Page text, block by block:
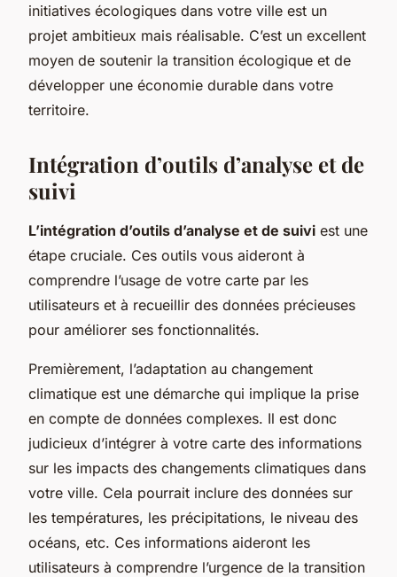
initiatives écologiques dans votre ville est un
projet ambitieux mais réalisable. C’est un excellent
moyen de soutenir la transition écologique et de
développer une économie durable dans votre
territoire.
Intégration d’outils d’analyse et de
suivi
L’intégration d’outils d’analyse et de suivi est une
étape cruciale. Ces outils vous aideront à
comprendre l’usage de votre carte par les
utilisateurs et à recueillir des données précieuses
pour améliorer ses fonctionnalités.
Premièrement, l’adaptation au changement
climatique est une démarche qui implique la prise
en compte de données complexes. Il est donc
judicieux d’intégrer à votre carte des informations
sur les impacts des changements climatiques dans
votre ville. Cela pourrait inclure des données sur
les températures, les précipitations, le niveau des
océans, etc. Ces informations aideront les
utilisateurs à comprendre l’urgence de la transition